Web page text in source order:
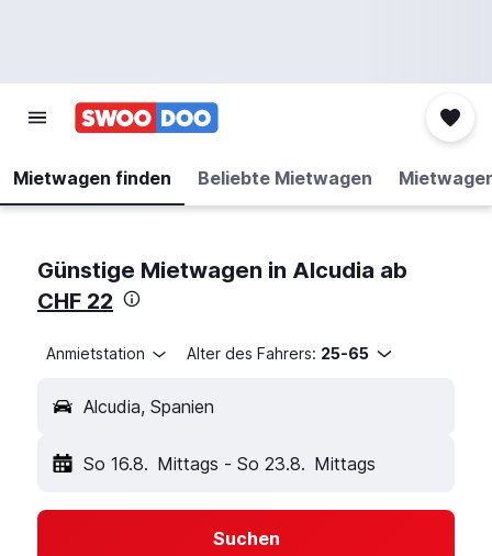
Mietwagen finden Beliebte Mietwagen
Günstige Mietwagen in Alcudia ab
CHF 22
Anmietstation Alter des Fahrers: 25-65
Alcudia, Spanien
So 16.8. Mittags - So 23.8. Mittags
Suchen